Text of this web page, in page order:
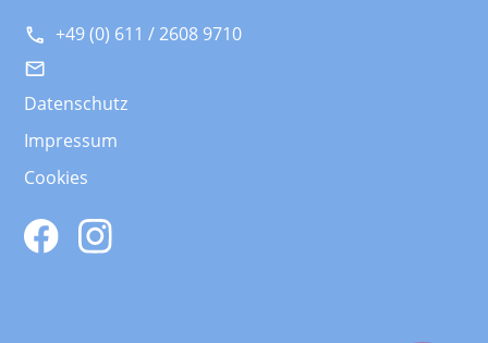
+49 (0) 611 / 2608 9710
Datenschutz
Impressum
Cookies